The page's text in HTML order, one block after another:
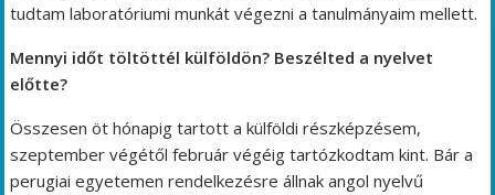
tudtam laboratóriumi munkát végezni a tanulmányaim mellett.
Mennyi időt töltöttél külföldön? Beszélted a nyelvet
előtte?
Összesen öt hónapig tartott a külföldi részképzésem,
szeptember végétől február végéig tartózkodtam kint. Bár a
perugiai egyetemen rendelkezésre állnak angol nyelvű